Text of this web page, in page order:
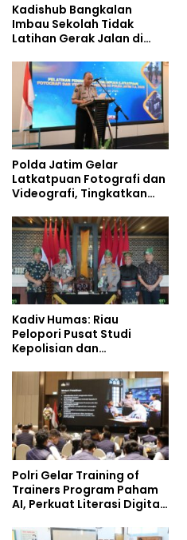
Kadishub Bangkalan
Imbau Sekolah Tidak
Latihan Gerak Jalan di
Polda Jatim Gelar
Latkatpuan Fotografi dan
Videografi, Tingkatkan
Era Digital
Kadiv Humas: Riau
Pelopori Pusat Studi
Kepolisian dan
Policing Masuki Babak
Polri Gelar Training of
Trainers Program Paham
AI, Perkuat Literasi Digital